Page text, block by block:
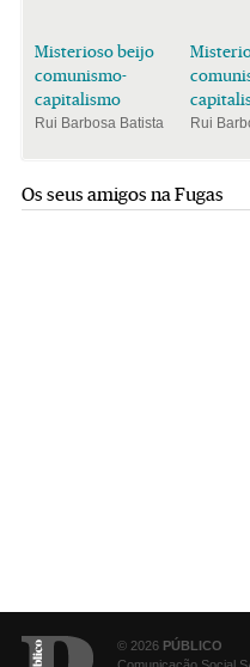
Misterioso beijo
comunismo-
capitalismo
Rui Barbosa Batista Rui
Os seus amigos na Fugas
© 2026 PÚBLICO